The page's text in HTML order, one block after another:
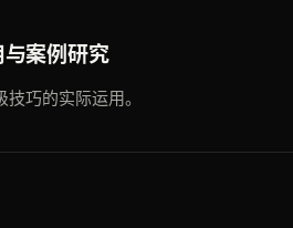
案例研究
巧的实际运用。